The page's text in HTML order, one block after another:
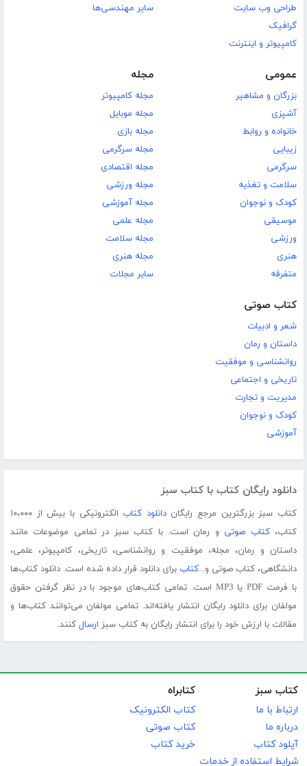
طراحی وب سایت
گرافیک
کامپیوتر و اینترنت
سایر مهندسی‌ها
عمومی
بزرگان و مشاهیر
آشپزی
خانواده و روابط
زیبایی
سرگرمی
سلامت و تغذیه
کودک و نوجوان
موسیقی
ورزشی
هنری
متفرقه
مجله
مجله کامپیوتر
مجله موبایل
مجله بازی
مجله سرگرمی
مجله اقتصادی
مجله ورزشی
مجله آموزشی
مجله علمی
مجله سلامت
مجله هنری
سایر مجلات
کتاب صوتی
شعر و ادبیات
داستان و رمان
روانشناسی و موفقیت
تاریخی و اجتماعی
مدیریت و تجارت
کودک و نوجوان
آموزشی
دانلود رایگان کتاب با کتاب سبز
کتاب سبز بزرگترین مرجع رایگاندانلود کتاب
الکترونیکی با بیش از ۱۰،۰۰۰
کتاب،کتاب صوتی و رمان است. با کتاب سبز در تمامی موضوعات مانند
داستان و رمان، مجله، موفقیت و روانشناسی، تاریخی، کامپیوتر، علمی،
دانشگاهی، کتاب صوتی و...کتاب برای دانلود قرار داده شده است. دانلود کتاب‌ها
با فرمت PDF یا MP3 است. تمامی کتاب‌های موجود با در نظر گرفتن حقوق
مولفان برای دانلود رایگان انتشار یافته‌اند. تمامی مولفان می‌توانند کتاب‌ها و
مقالات با ارزش خود را برای انتشار رایگان به کتاب سبز ارسال کنند.
کتاب سبز
ارتباط با ما
درباره ما
آپلود کتاب
شرایط استفاده از خدمات
کتابراه
کتاب الکترونیک
کتاب صوتی
خرید کتاب